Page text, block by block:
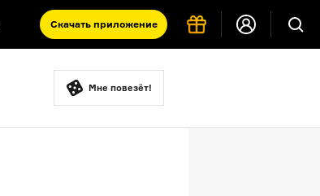
Скачать приложение
античность
Мне повезёт!